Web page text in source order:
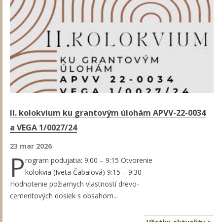
II. kolokvium ku grantovým úlohám APVV-22-0034
a VEGA 1/0027/24
23 mar 2026
Program podujatia: 9:00 – 9:15 Otvorenie
kolokvia (Iveta Čabalová) 9:15 – 9:30
Hodnotenie požiarnych vlastností drevo-
cementových dosiek s obsahom...